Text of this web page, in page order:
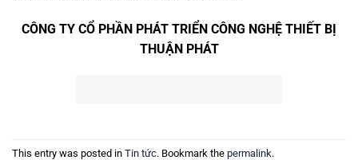
CÔNG TY CỔ PHẦN PHÁT TRIỂN CÔNG NGHỆ THIẾT BỊ
THUẬN PHÁT
This entry was posted in Tin tức. Bookmark the permalink.